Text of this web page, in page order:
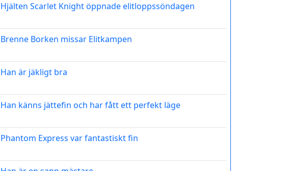
Hjälten Scarlet Knight öppnade elitloppssöndagen
Brenne Borken missar Elitkampen
Han är jäkligt bra
Han känns jättefin och har fått ett perfekt läge
Phantom Express var fantastiskt fin